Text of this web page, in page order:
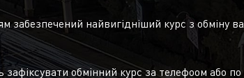
забезпечений найвигідніший курс з обміну
зафіксувати обмінний курс за телефоом або